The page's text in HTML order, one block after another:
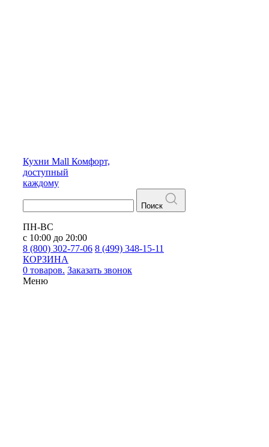
Кухни Mall Комфорт,
доступный
каждому
Поиск
ПН-ВС
с 10:00 до 20:00
8 (800) 302-77-06 8 (499) 348-15-11
КОРЗИНА
0 товаров. Заказать звонок
Меню